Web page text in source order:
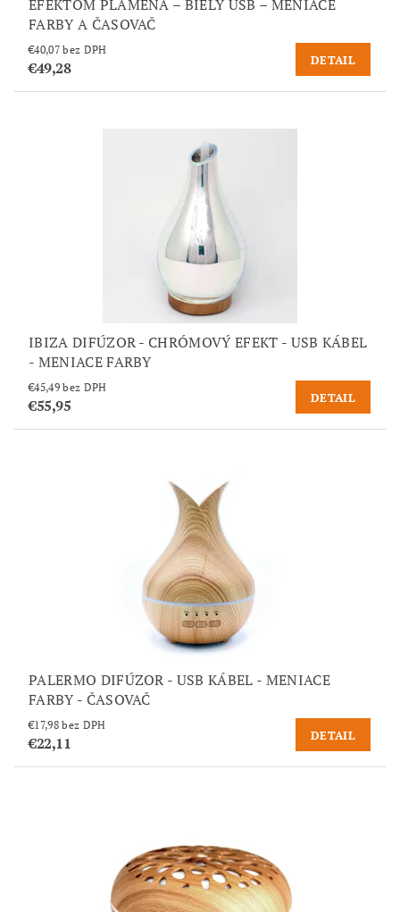
EFEKTOM PLAMEŇA – BIELY USB – MENIACE
FARBY A ČASOVAČ
€40,07 bez DPH
€49,28 DETAIL
IBIZA DIFÚZOR - CHRÓMOVÝ EFEKT - USB KÁBEL
- MENIACE FARBY
€45,49 bez DPH
€55,95 DETAIL
PALERMO DIFÚZOR - USB KÁBEL - MENIACE
FARBY - ČASOVAČ
€17,98 bez DPH
€22,11 DETAIL